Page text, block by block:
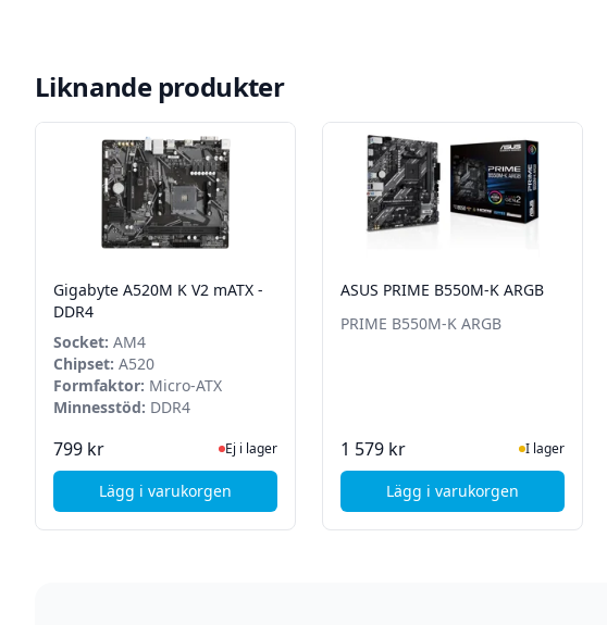
Liknande produkter
Gigabyte A520M K V2 mATX -
DDR4
Socket: AM4
Chipset: A520
Formfaktor: Micro-ATX
Minnesstöd: DDR4
799 kr Ej i lager, besök produktsidan för senaste status
Ej i lager
Lägg i varukorgen, Gigabyte A520M K V2 mATX - DDR4
ASUS PRIME B550M-K ARGB
PRIME B550M-K ARGB
1 579 kr I lager
Lägg i varukorgen, ASUS PRIME B550M-